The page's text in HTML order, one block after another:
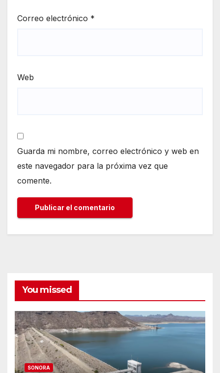
Correo electrónico *
Web
Guarda mi nombre, correo electrónico y web en
este navegador para la próxima vez que
comente.
You missed
SONORA